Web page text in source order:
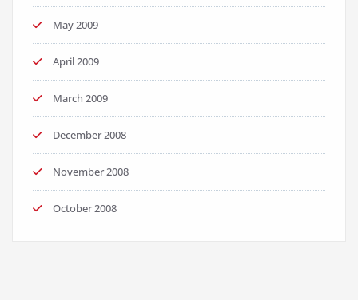
May 2009
April 2009
March 2009
December 2008
November 2008
October 2008